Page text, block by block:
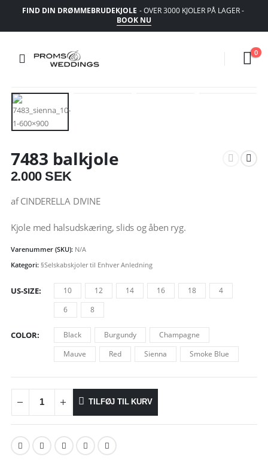
FIND DIN DRØMMEBRUDEKJOLE - OVER 3000 KJOLER PÅ LAGER -
BOOK NU
0
7483 balkjole
2.000SEK
af CINDERELLA DIVINE
Kjole med halsudskæring, slids og åben ryg.
Varenummer (SKU): N/A
Kategori: §Selskabskjoler til Enhver Anledning
US-SIZE 10 12 14 16 18
4
6
8
COLOR Black Burgundy
Champagne
Mauve
Red Sienna Smoke Blue
TILFØJ TIL KURV